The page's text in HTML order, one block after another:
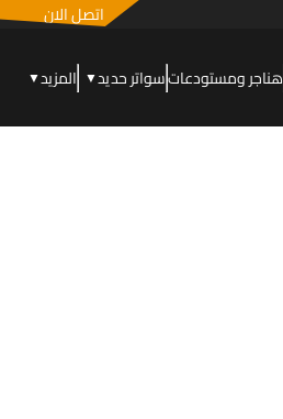
اتصل الان
هناجر ومستودعاتسواتر حديد▼ المزيد▼